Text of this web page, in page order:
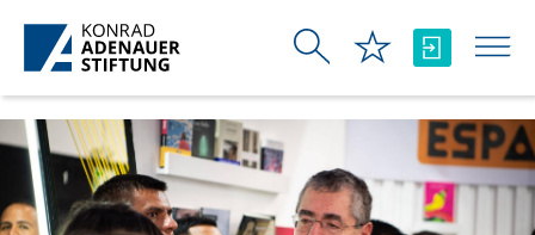
Zum Hauptinhalt springen